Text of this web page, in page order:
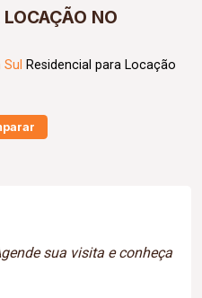
NO
Residencial para Locação
sua visita e conheça